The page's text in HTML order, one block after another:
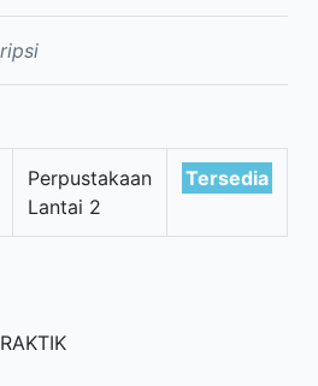
Perpustakaan
Lantai 2
Tersedia